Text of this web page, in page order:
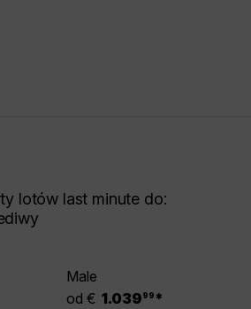
lotów last minute do:
Male
od € 1.039 99 *